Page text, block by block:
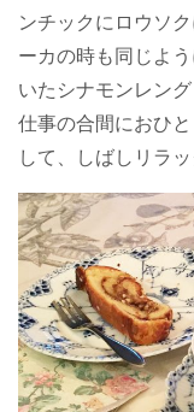
ンチックにロウソ
ーカの時も同じよ
いたシナモンレン
仕事の合間におひ
して、しばしリラ